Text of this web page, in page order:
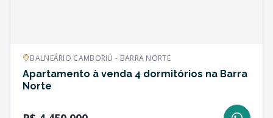
BALNEÁRIO CAMBORIÚ - BARRA NORTE
Apartamento à venda 4 dormitórios na Barra
Norte